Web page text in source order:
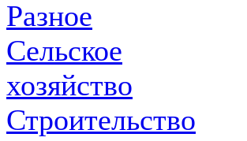
Разное
Сельское
хозяйство
Строительство